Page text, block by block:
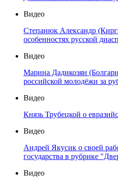
Видео
Степанюк Александр
особенностях русской
Видео
Марина Дадикозян
российской молодёжи за
Видео
Князь Трубецкой о
Видео
Андрей Якусик о своей
государства в рубрике
Видео